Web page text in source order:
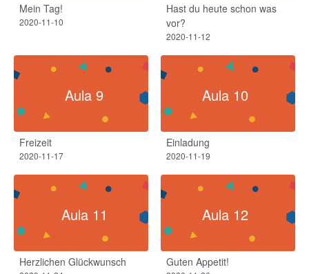
Mein Tag!​
2020-11-10
Hast du heute schon was
vor?
2020-11-12
Aula 9
Freizeit
2020-11-17
Aula 10
Einladung
2020-11-19
Aula 11
Herzlichen Glückwunsch
Aula 12
Guten Appetit!​